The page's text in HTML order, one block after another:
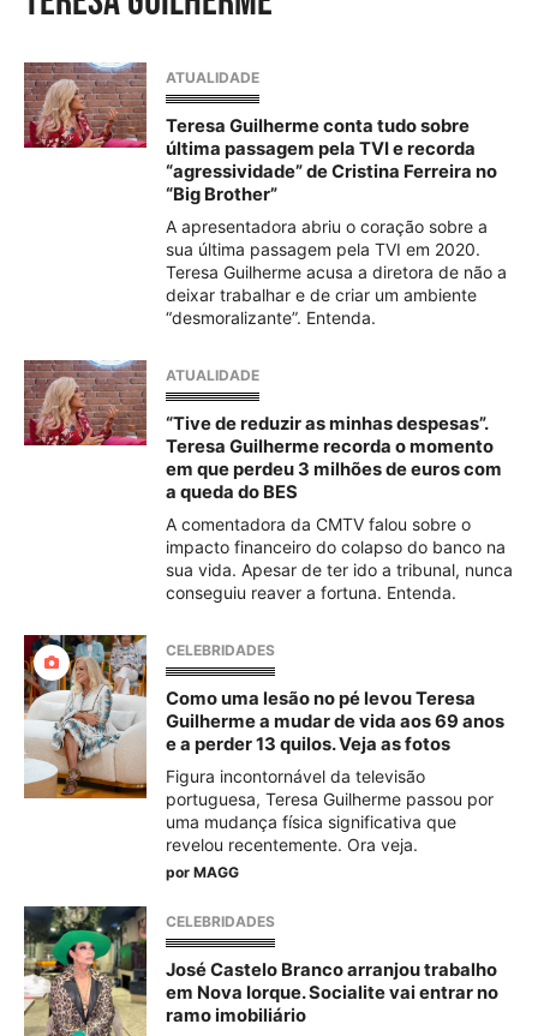
ATUALIDADE
Teresa Guilherme conta tudo sobre
última passagem pela TVI e recorda
“agressividade” de Cristina Ferreira no
“Big Brother”
A apresentadora abriu o coração sobre a
sua última passagem pela TVI em 2020.
Teresa Guilherme acusa a diretora de não a
deixar trabalhar e de criar um ambiente
“desmoralizante”. Entenda.
ATUALIDADE
“Tive de reduzir as minhas despesas”.
Teresa Guilherme recorda o momento
em que perdeu 3 milhões de euros com
a queda do BES
A comentadora da CMTV falou sobre o
impacto financeiro do colapso do banco na
sua vida. Apesar de ter ido a tribunal, nunca
conseguiu reaver a fortuna. Entenda.
CELEBRIDADES
Como uma lesão no pé levou Teresa
Guilherme a mudar de vida aos 69 anos
e a perder 13 quilos. Veja as fotos
Figura incontornável da televisão
portuguesa, Teresa Guilherme passou por
uma mudança física significativa que
revelou recentemente. Ora veja.
por MAGG
CELEBRIDADES
José Castelo Branco arranjou trabalho
em Nova Iorque. Socialite vai entrar no
ramo imobiliário